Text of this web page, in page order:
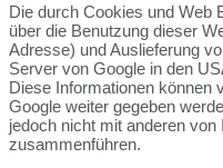
Die durch Cookies und Web
über die Benutzung dieser
Adresse) und Auslieferung
Server von Google in den
Diese Informationen können
Google weiter gegeben
jedoch nicht mit anderen
zusammenführen.